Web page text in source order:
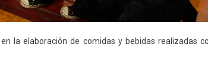
la elaboración de comidas y bebidas realizadas